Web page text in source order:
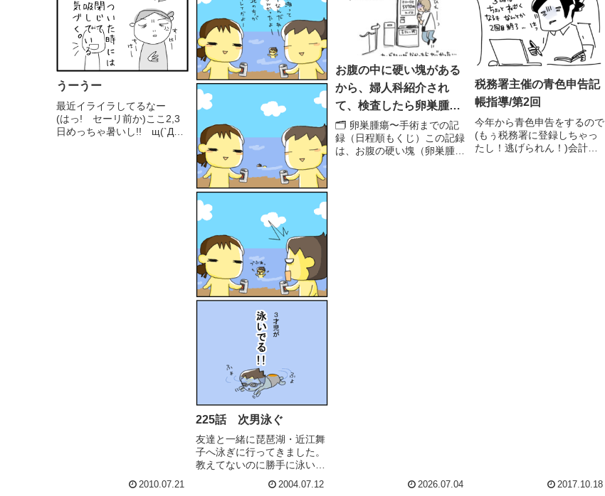
うーうー
最近イライラしてるなー
(はっ! セーリ前か)ここ2,3
日めっちゃ暑いし!! щ(`Д
2010.07.21
225話 次男泳ぐ
友達と一緒に琵琶湖・近江舞
子へ泳ぎに行ってきました。
教えてないのに勝手に泳いで
も、気付かないから。恐いか
2004.07.12
お腹の中に硬い塊がある
から、婦人科紹介され
て、検査したら卵巣腫瘍
が見つかりました。
🗂 卵巣腫瘍〜手術までの記
録（日程順もくじ）この記録
は、お腹の硬い塊（卵巣腫
2026.07.04
税務署主催の青色申告記
帳指導/第2回
今年から青色申告をするので
(もぅ税務署に登録しちゃっ
たし！逃げられん！)会計ソ
2017.10.18